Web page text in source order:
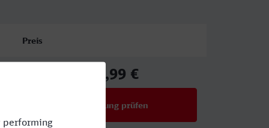
Preis
42,99 €
Verbindung prüfen